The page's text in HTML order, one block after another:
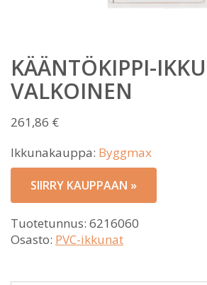
KÄÄNTÖKIPPI-
VALKOINEN
261,86 €
Ikkunakauppa: Byggmax
SIIRRY KAUPPAAN »
Tuotetunnus: 6216060
Osasto: PVC-ikkunat